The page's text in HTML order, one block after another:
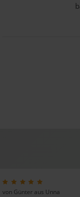
von Günter aus Unna